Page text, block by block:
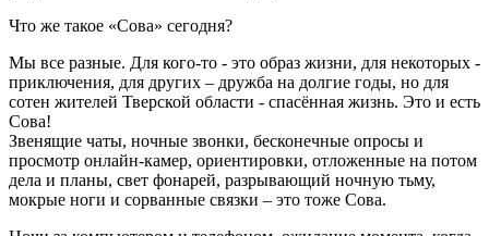
Что же такое «Сова» сегодня?
Мы все разные. Для кого-то - это образ жизни, для некоторых -
приключения, для других – дружба на долгие годы, но для
сотен жителей Тверской области - спасённая жизнь. Это и есть
Сова!
Звенящие чаты, ночные звонки, бесконечные опросы и
просмотр онлайн-камер, ориентировки, отложенные на потом
дела и планы, свет фонарей, разрывающий ночную тьму,
мокрые ноги и сорванные связки – это тоже Сова.